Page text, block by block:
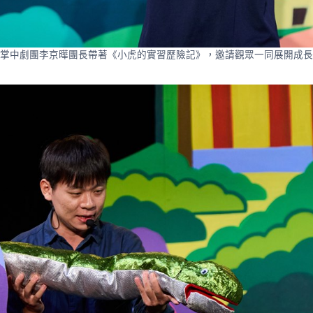
中劇團李京曄團長帶著《小虎的實習歷險記》，邀請觀眾一同展開成